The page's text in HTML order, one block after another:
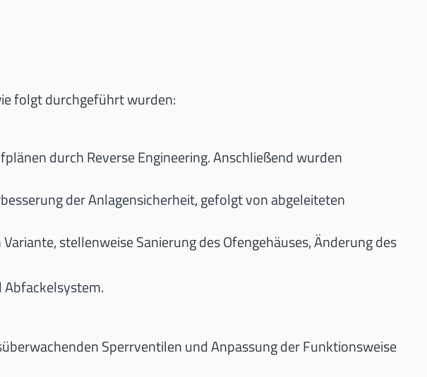
folgt durchgeführt wurden:
durch Reverse Engineering. Anschließend wurden
der Anlagensicherheit, gefolgt von abgeleiteten
stellenweise Sanierung des Ofengehäuses, Änderung des
Abfackelsystem.
Sperrventilen und Anpassung der Funktionsweise